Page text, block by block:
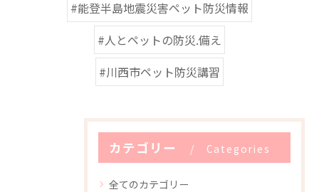
#能登半島地震災害ペット防災情報
#人とペットの防災.備え
#川西市ペット防災講習
カテゴリー Categories
全てのカテゴリー